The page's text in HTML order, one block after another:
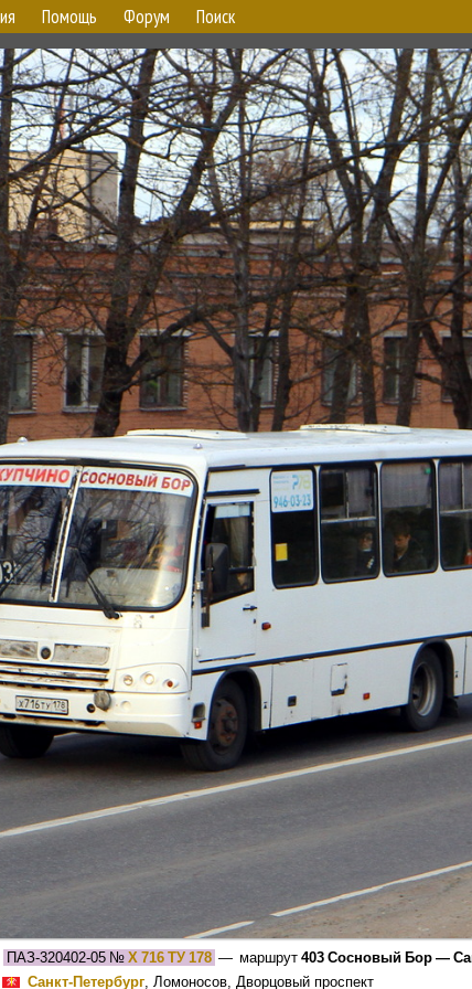
Помощь Форум Поиск
ПАЗ-320402-05 № Х 716 ТУ 178 — маршрут 403 Сосновый Бор —
Санкт-Петербург, Ломоносов, Дворцовый проспект